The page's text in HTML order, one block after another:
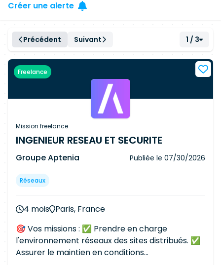
Créer une alerte
Précédent Suivant 1 / 3
Freelance
Mission freelance
INGENIEUR RESEAU ET SECURITE
Groupe Aptenia Publiée le 07/30/2026
Réseaux
4 mois Paris, France
🎯 Vos missions : ✅ Prendre en charge
l'environnement réseaux des sites distribués. ✅
Assurer le maintien en conditions